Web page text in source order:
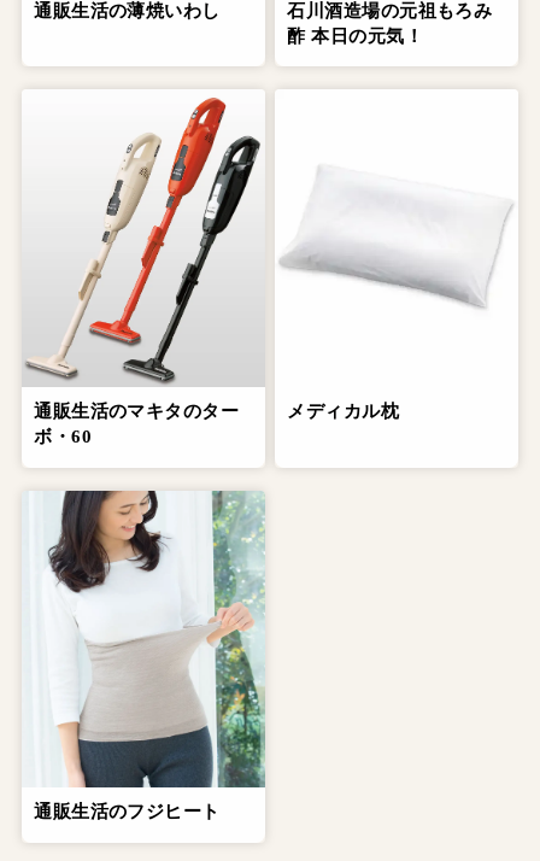
通販生活の薄焼いわし
石川酒造場の元祖もろみ
酢 本日の元気！
通販生活のマキタのター
ボ・60
メディカル枕
通販生活のフジヒート